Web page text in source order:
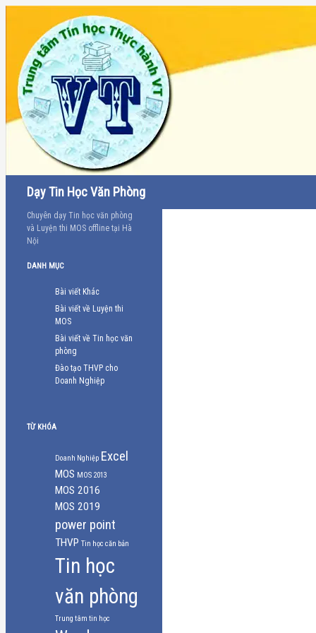
Dạy Tin Học Văn Phòng
kiếm
Chuyên dạy Tin học văn phòng
và Luyện thi MOS offline tại Hà
Nội
DANH MỤC
Bài viết Khác
Bài viết về Luyện thi
MOS
Bài viết về Tin học văn
phòng
Đào tạo THVP cho
Doanh Nghiệp
TỪ KHÓA
Doanh Nghiệp Excel
MOS MOS 2013
MOS 2016
MOS 2019
power point
THVP Tin học căn bản
Tin học
văn phòng
Trung tâm tin học